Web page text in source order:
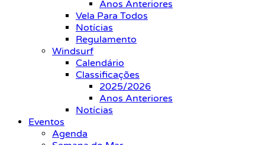
Anos Anteriores
Vela Para Todos
Notícias
Regulamento
Windsurf
Calendário
Classificações
2025/2026
Anos Anteriores
Notícias
Eventos
Agenda